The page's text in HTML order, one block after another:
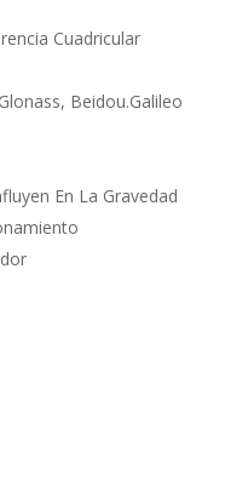
Cuadricular
Beidou.Galileo
En La Gravedad